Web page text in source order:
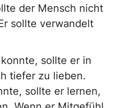
der Mensch nicht
sollte verwandelt
sollte er in
tiefer zu lieben.
sollte er lernen,